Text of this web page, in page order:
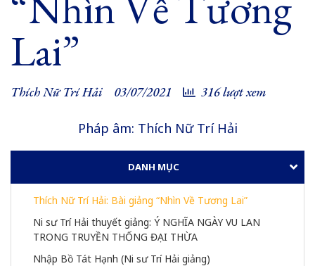
Lai”
Thích Nữ Trí Hải 03/07/2021 316 lượt xem
Pháp âm: Thích Nữ Trí Hải
DANH MỤC
Thích Nữ Trí Hải: Bài giảng “Nhìn Về Tương Lai”
Ni sư Trí Hải thuyết giảng: Ý NGHĨA NGÀY VU LAN
TRONG TRUYỀN THỐNG ĐẠI THỪA
Nhập Bồ Tát Hạnh (Ni sư Trí Hải giảng)